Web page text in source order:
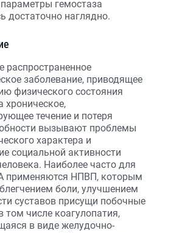
гемостаза
достаточно наглядно.
распространенное
заболевание, приводящее
физического состояния
хроническое,
течение и потеря
вызывают проблемы
характера и
социальной активности
Наиболее часто для
применяются НПВП, которым
боли, улучшением
суставов присущи побочные
том числе коагулопатия,
в виде желудочно-